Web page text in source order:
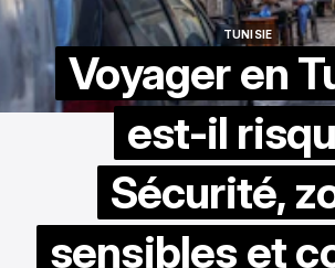
TUNISIE
Voyager en
est-il
Sécurité,
sensibles et